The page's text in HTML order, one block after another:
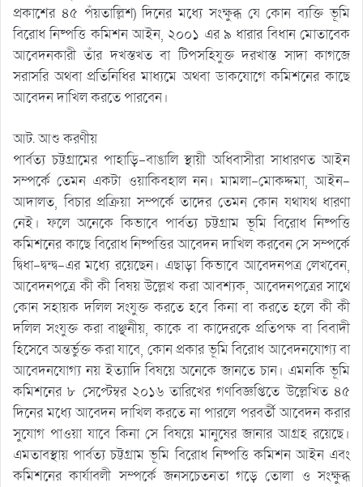
প্রকাশের ৪৫ পঁয়তাল্লিশ) দিনের মধ্যে সংক্ষুব্ধ যে কোন ব্যক্তি ভূমি
বিরোধ নিষ্পত্তি কমিশন আইন, ২০০১ এর ৯ ধারার বিধান মোতাবেক
আবেদনকারী তাঁর দখস্তখত বা টিপসহিযুক্ত দরখাস্ত সাদা কাগজে
সরাসরি অথবা প্রতিনিধির মাধ্যমে অথবা ডাকযোগে কমিশনের কাছে
আবেদন দাখিল করতে পারবেন।
আট. আশু করণীয়
পার্বত্য চট্টগ্রামের পাহাড়ি-বাঙালি স্থায়ী অধিবাসীরা সাধারণত আইন
সম্পর্কে তেমন একটা ওয়াকিবহাল নন। মামলা-মোকদ্দমা, আইন-
আদালত, বিচার প্রক্রিয়া সম্পর্কে তাদের তেমন কোন যথাযথ ধারণা
নেই। ফলে অনেকে কিভাবে পার্বত্য চট্টগ্রাম ভূমি বিরোধ নিষ্পত্তি
কমিশনের কাছে বিরোধ নিষ্পত্তির আবেদন দাখিল করবেন সে সম্পর্কে
দ্বিধা-দ্বন্দ্ব-এর মধ্যে রয়েছেন। এছাড়া কিভাবে আবেদনপত্র লেখবেন,
আবেদনপত্রে কী কী বিষয় উল্লেখ করা আবশ্যক, আবেদনপত্রের সাথে
কোন সহায়ক দলিল সংযুক্ত করতে হবে কিনা বা করতে হলে কী কী
দলিল সংযুক্ত করা বাঞ্ছনীয়, কাকে বা কাদেরকে প্রতিপক্ষ বা বিবাদী
হিসেবে অন্তর্ভুক্ত করা যাবে, কোন প্রকার ভূমি বিরোধ আবেদনযোগ্য বা
আবেদনযোগ্য নয় ইত্যাদি বিষয়ে অনেকে জানতে চান। এমনকি ভূমি
কমিশনের ৮ সেপ্টেম্বর ২০১৬ তারিখের গণবিজ্ঞপ্তিতে উল্লেখিত ৪৫
দিনের মধ্যে আবেদন দাখিল করতে না পারলে পরবর্তী আবেদন করার
সুযোগ পাওয়া যাবে কিনা সে বিষয়ে মানুষের জানার আগ্রহ রয়েছে।
এমতাবস্থায় পার্বত্য চট্টগ্রাম ভূমি বিরোধ নিষ্পত্তি কমিশন আইন এবং
কমিশনের কার্যাবলী সম্পর্কে জনসচেতনতা গড়ে তোলা ও সংক্ষুব্ধ